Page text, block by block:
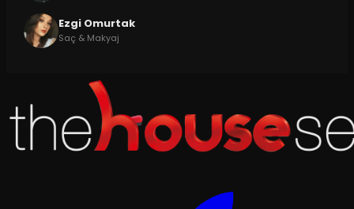
Ezgi Omurtak
Saç & Makyaj